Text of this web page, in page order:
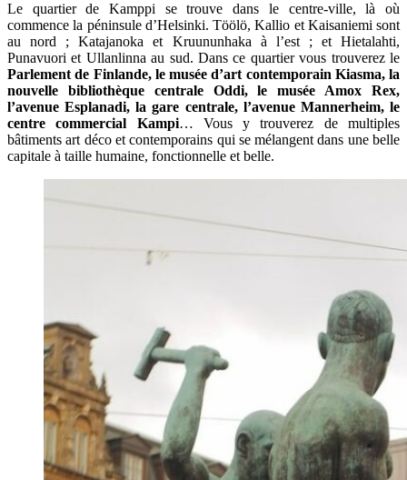
Le quartier de Kamppi se trouve dans le centre-ville, là où
commence la péninsule d’Helsinki. Töölö, Kallio et Kaisaniemi sont
au nord ; Katajanoka et Kruununhaka à l’est ; et Hietalahti,
Punavuori et Ullanlinna au sud. Dans ce quartier vous trouverez le
Parlement de Finlande, le musée d’art contemporain Kiasma, la
nouvelle bibliothèque centrale Oddi, le musée Amox Rex,
l’avenue Esplanadi, la gare centrale, l’avenue Mannerheim, le
centre commercial Kampi… Vous y trouverez de multiples
bâtiments art déco et contemporains qui se mélangent dans une belle
capitale à taille humaine, fonctionnelle et belle.